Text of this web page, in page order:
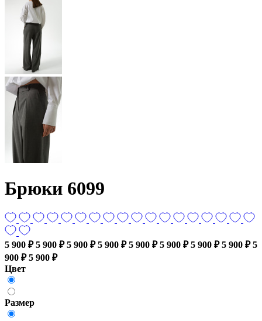
Брюки 6099
5 900 ₽ 5 900 ₽ 5 900 ₽ 5 900 ₽ 5 900 ₽ 5 900 ₽ 5 900 ₽ 5 900 ₽ 5
900 ₽ 5 900 ₽
Цвет
Размер